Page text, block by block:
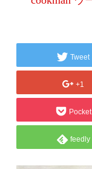
Tweet
+1
Pocket
feedly